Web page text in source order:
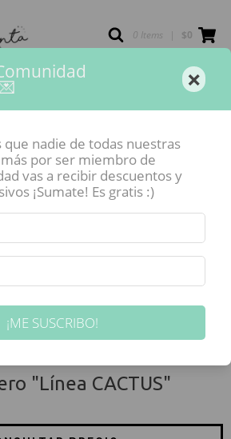
0 Items | $0
- Kit matero "Línea CACTUS"
"Línea CACTUS"
×
nadie de todas nuestras
por ser miembro de
vas a recibir descuentos y
¡Sumate! Es gratis :)
¡ME SUSCRIBO!